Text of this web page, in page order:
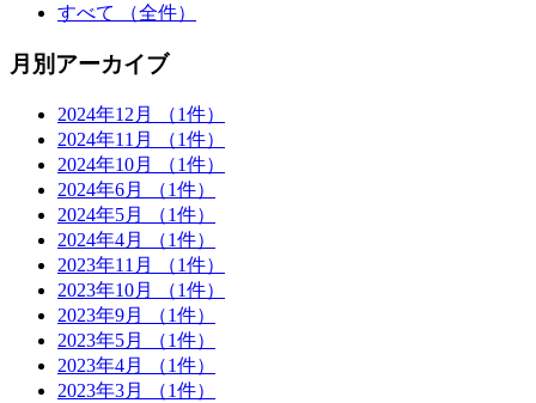
すべて
（全件）
月別アーカイブ
2024年12月
（1件）
2024年11月
（1件）
2024年10月
（1件）
2024年6月
（1件）
2024年5月
（1件）
2024年4月
（1件）
2023年11月
（1件）
2023年10月
（1件）
2023年9月
（1件）
2023年5月
（1件）
2023年4月
（1件）
2023年3月
（1件）